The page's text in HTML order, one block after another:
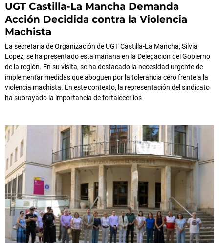
UGT Castilla-La Mancha Demanda
Acción Decidida contra la Violencia
Machista
La secretaria de Organización de UGT Castilla-La Mancha, Silvia
López, se ha presentado esta mañana en la Delegación del Gobierno
de la región. En su visita, se ha destacado la necesidad urgente de
implementar medidas que aboguen por la tolerancia cero frente a la
violencia machista. En este contexto, la representación del sindicato
ha subrayado la importancia de fortalecer los